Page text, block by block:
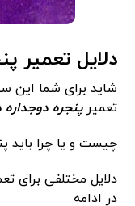
دلایل تعمیر
شاید برای شما این
تعمیرپنجره
چیست و یا چرا باید
دلایل مختلفی برای
در ادامه